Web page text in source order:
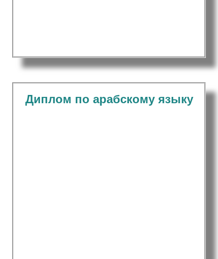
Диплом по арабскому языку